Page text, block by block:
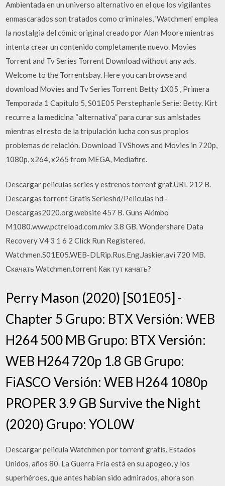
Ambientada en un universo alternativo en el que los vigilantes
enmascarados son tratados como criminales, 'Watchmen' emplea
la nostalgia del cómic original creado por Alan Moore mientras
intenta crear un contenido completamente nuevo. Movies
Torrent and Tv Series Torrent Download without any ads.
Welcome to the Torrentsbay. Here you can browse and
download Movies and Tv Series Torrent Betty 1X05 , Primera
Temporada 1 Capitulo 5, S01E05 Perstephanie Serie: Betty. Kirt
recurre a la medicina “alternativa” para curar sus amistades
mientras el resto de la tripulación lucha con sus propios
problemas de relación. Download TVShows and Movies in 720p,
1080p, x264, x265 from MEGA, Mediafire.
Descargar peliculas series y estrenos torrent grat.URL 212 B.
Descargas torrent Gratis Serieshd/Peliculas hd -
Descargas2020.org.website 457 B. Guns Akimbo
M1080.www.pctreload.com.mkv 3.8 GB. Wondershare Data
Recovery V4 3 1 6 2 Click Run Registered.
Watchmen.S01E05.WEB-DLRip.Rus.Eng.Jaskier.avi 720 MB.
Скачать Watchmen.torrent Как тут качать?
Perry Mason (2020) [S01E05] -
Chapter 5 Grupo: BTX Versión: WEB
H264 500 MB Grupo: BTX Versión:
WEB H264 720p 1.8 GB Grupo:
FiASCO Versión: WEB H264 1080p
PROPER 3.9 GB Survive the Night
(2020) Grupo: YOL0W
Descargar pelicula Watchmen por torrent gratis. Estados
Unidos, años 80. La Guerra Fría está en su apogeo, y los
superhéroes, que antes habían sido admirados, ahora son